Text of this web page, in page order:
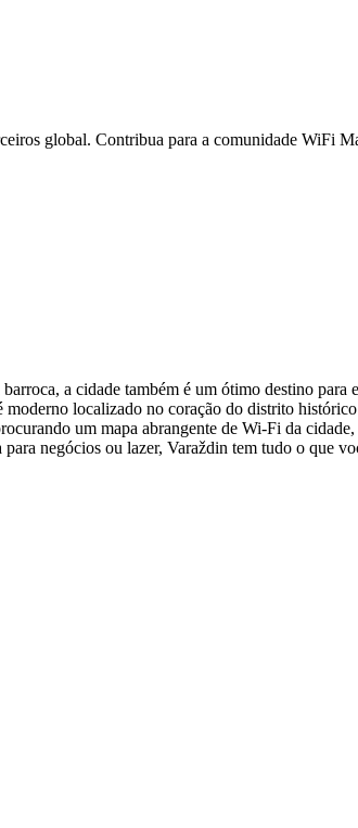
global. Contribua para a comunidade WiFi
a cidade também é um ótimo destino para
localizado no coração do distrito
um mapa abrangente de Wi-Fi da
negócios ou lazer, Varaždin tem tudo o que